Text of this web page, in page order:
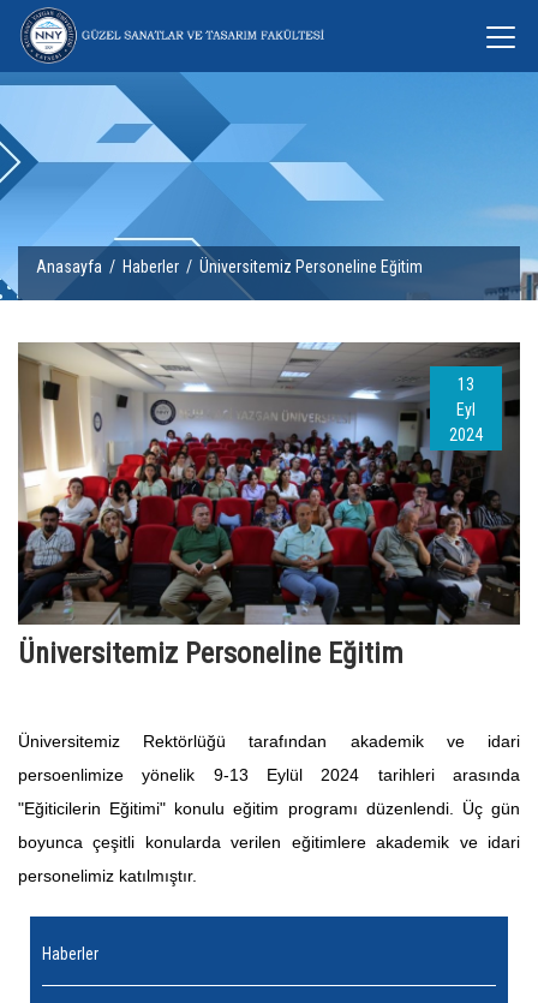
Anasayfa / Haberler / Üniversitemiz Personeline Eğitim
13
Eyl
2024
Üniversitemiz Personeline Eğitim
Üniversitemiz Rektörlüğü tarafından akademik ve idari
persoenlimize yönelik 9-13 Eylül 2024 tarihleri arasında
"Eğiticilerin Eğitimi" konulu eğitim programı düzenlendi. Üç gün
boyunca çeşitli konularda verilen eğitimlere akademik ve idari
personelimiz katılmıştır.
Haberler